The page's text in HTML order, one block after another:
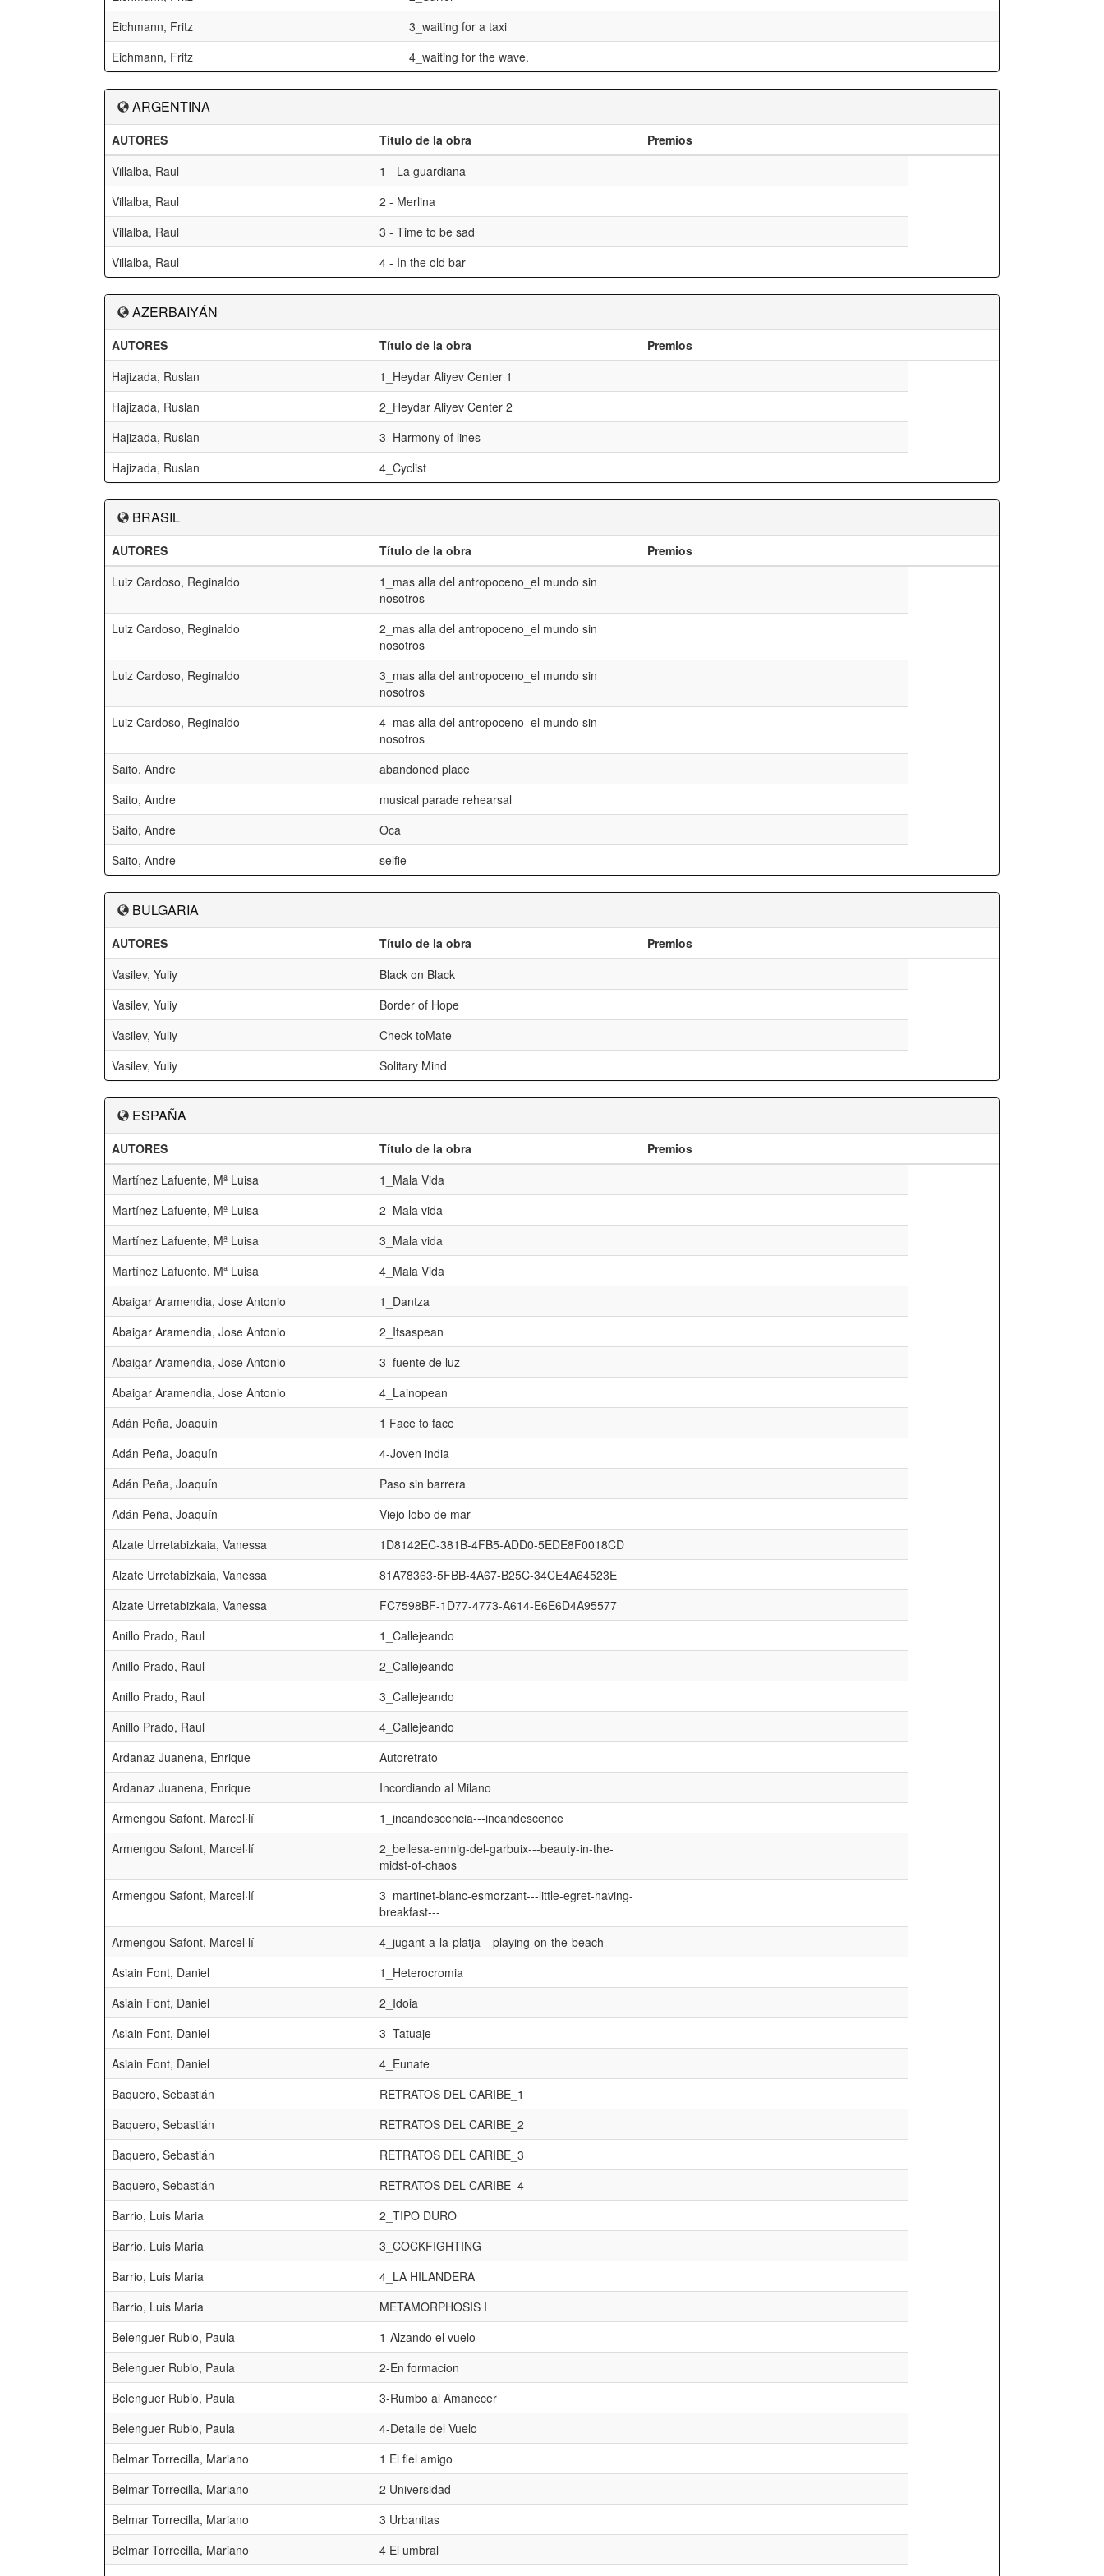
Eichmann, Fritz
3_waiting for a taxi
Eichmann, Fritz
4_waiting for the wave.
ARGENTINA
AUTORES Título de la obra
Premios
Villalba, Raul
1 - La guardiana
Villalba, Raul
2 - Merlina
Villalba, Raul
3 - Time to be sad
Villalba, Raul
4 - In the old bar
AZERBAIYÁN
AUTORES Título de la obra
Premios
Hajizada, Ruslan
1_Heydar Aliyev Center 1
Hajizada, Ruslan
2_Heydar Aliyev Center 2
Hajizada, Ruslan
3_Harmony of lines
Hajizada, Ruslan
4_Cyclist
BRASIL
AUTORES Título de la obra
Premios
Luiz Cardoso, Reginaldo
1_mas alla del antropoceno_el mundo sin
nosotros
Luiz Cardoso, Reginaldo
2_mas alla del antropoceno_el mundo sin
nosotros
Luiz Cardoso, Reginaldo
3_mas alla del antropoceno_el mundo sin
nosotros
Luiz Cardoso, Reginaldo
4_mas alla del antropoceno_el mundo sin
nosotros
Saito, Andre
abandoned place
Saito, Andre
musical parade rehearsal
Saito, Andre
Oca
Saito, Andre
selfie
BULGARIA
AUTORES Título de la obra
Premios
Vasilev, Yuliy
Black on Black
Vasilev, Yuliy
Border of Hope
Vasilev, Yuliy
Check toMate
Vasilev, Yuliy
Solitary Mind
ESPAÑA
AUTORES Título de la obra
Premios
Martínez Lafuente, Mª Luisa
1_Mala Vida
Martínez Lafuente, Mª Luisa
2_Mala vida
Martínez Lafuente, Mª Luisa
3_Mala vida
Martínez Lafuente, Mª Luisa
4_Mala Vida
Abaigar Aramendia, Jose Antonio
1_Dantza
Abaigar Aramendia, Jose Antonio
2_Itsaspean
Abaigar Aramendia, Jose Antonio
3_fuente de luz
Abaigar Aramendia, Jose Antonio
4_Lainopean
Adán Peña, Joaquín
1 Face to face
Adán Peña, Joaquín
4-Joven india
Adán Peña, Joaquín
Paso sin barrera
Adán Peña, Joaquín
Viejo lobo de mar
Alzate Urretabizkaia, Vanessa
1D8142EC-381B-4FB5-ADD0-5EDE8F0018CD
Alzate Urretabizkaia, Vanessa
81A78363-5FBB-4A67-B25C-34CE4A64523E
Alzate Urretabizkaia, Vanessa
FC7598BF-1D77-4773-A614-E6E6D4A95577
Anillo Prado, Raul
1_Callejeando
Anillo Prado, Raul
2_Callejeando
Anillo Prado, Raul
3_Callejeando
Anillo Prado, Raul
4_Callejeando
Ardanaz Juanena, Enrique
Autoretrato
Ardanaz Juanena, Enrique
Incordiando al Milano
Armengou Safont, Marcel·lí
1_incandescencia---incandescence
Armengou Safont, Marcel·lí
2_bellesa-enmig-del-garbuix---beauty-in-the-
midst-of-chaos
Armengou Safont, Marcel·lí
3_martinet-blanc-esmorzant---little-egret-having-
breakfast---
Armengou Safont, Marcel·lí
4_jugant-a-la-platja---playing-on-the-beach
Asiain Font, Daniel
1_Heterocromia
Asiain Font, Daniel
2_Idoia
Asiain Font, Daniel
3_Tatuaje
Asiain Font, Daniel
4_Eunate
Baquero, Sebastián
RETRATOS DEL CARIBE_1
Baquero, Sebastián
RETRATOS DEL CARIBE_2
Baquero, Sebastián
RETRATOS DEL CARIBE_3
Baquero, Sebastián
RETRATOS DEL CARIBE_4
Barrio, Luis Maria
2_TIPO DURO
Barrio, Luis Maria
3_COCKFIGHTING
Barrio, Luis Maria
4_LA HILANDERA
Barrio, Luis Maria
METAMORPHOSIS I
Belenguer Rubio, Paula
1-Alzando el vuelo
Belenguer Rubio, Paula
2-En formacion
Belenguer Rubio, Paula
3-Rumbo al Amanecer
Belenguer Rubio, Paula
4-Detalle del Vuelo
Belmar Torrecilla, Mariano
1 El fiel amigo
Belmar Torrecilla, Mariano
2 Universidad
Belmar Torrecilla, Mariano
3 Urbanitas
Belmar Torrecilla, Mariano
4 El umbral